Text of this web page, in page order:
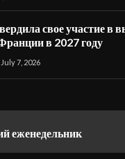
свое участие в
в 2027 году
July 7, 2026
еженедельник